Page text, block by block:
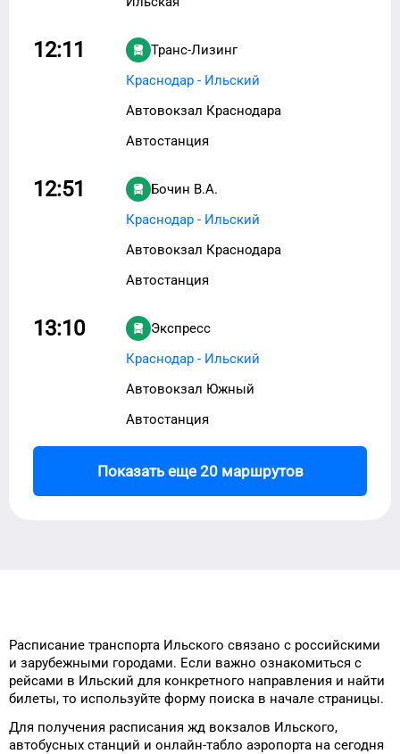
12:11
Транс-Лизинг
Краснодар - Ильский
Автовокзал Краснодара
Автостанция
12:51
Бочин В.А.
Краснодар - Ильский
Автовокзал Краснодара
Автостанция
13:10
Экспресс
Краснодар - Ильский
Автовокзал Южный
Автостанция
Показать еще 20 маршрутов
Расписание транспорта Ильского связано с российскими
и зарубежными городами. Если важно ознакомиться с
рейсами в Ильский для конкретного направления и найти
билеты, то используйте форму поиска в начале страницы.
Для получения расписания жд вокзалов Ильского,
автобусных станций и онлайн-табло аэропорта на сегодня